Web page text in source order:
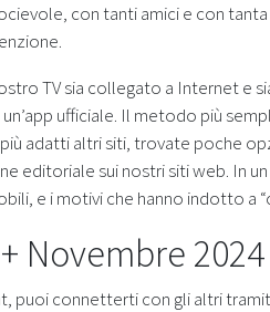
con tanti amici e con
TV sia collegato a Internet
ufficiale. Il metodo più
adatti altri siti, trovate poche
sui nostri siti web. In
e i motivi che hanno indotto a
Novembre 2024
puoi connetterti con gli altri